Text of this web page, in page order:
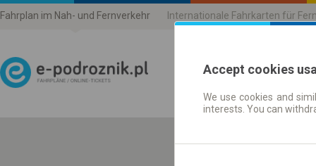
Fahrplan im Nah- und Fernverkehr Internationale Fahrkarten für
Fahrplandaten |
Accept cookies
We use cookies and
interests. You can